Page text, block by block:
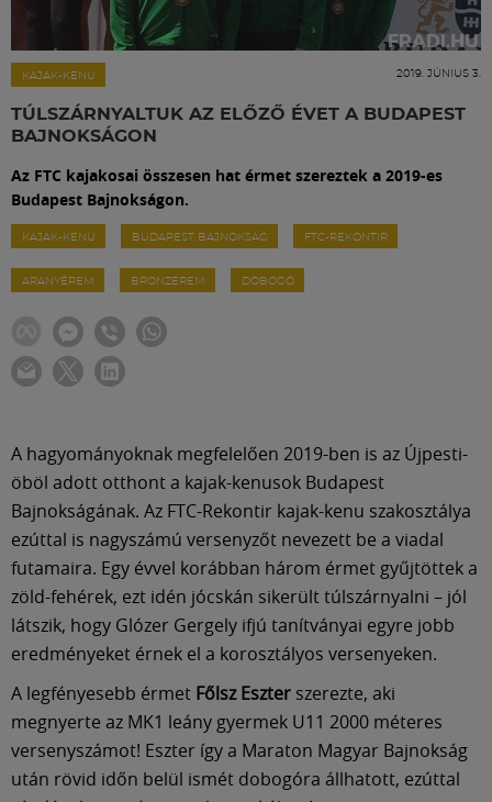
KAJAK-KENU 2019. JÚNIUS 3.
TÚLSZÁRNYALTUK AZ ELŐZŐ ÉVET A BUDAPEST
BAJNOKSÁGON
Az FTC kajakosai összesen hat érmet szereztek a 2019-es
Budapest Bajnokságon.
KAJAK-KENU BUDAPEST BAJNOKSÁG FTC-REKONTIR
ARANYÉREM BRONZÉREM DOBOGÓ
A hagyományoknak megfelelően 2019-ben is az Újpesti-
öböl adott otthont a kajak-kenusok Budapest
Bajnokságának. Az FTC-Rekontir kajak-kenu szakosztálya
ezúttal is nagyszámú versenyzőt nevezett be a viadal
futamaira. Egy évvel korábban három érmet gyűjtöttek a
zöld-fehérek, ezt idén jócskán sikerült túlszárnyalni – jól
látszik, hogy Glózer Gergely ifjú tanítványai egyre jobb
eredményeket érnek el a korosztályos versenyeken.
A legfényesebb érmet Főlsz Eszter szerezte, aki
megnyerte az MK1 leány gyermek U11 2000 méteres
versenyszámot! Eszter így a Maraton Magyar Bajnokság
után rövid időn belül ismét dobogóra állhatott, ezúttal
Labdarúgás
Meccscenter
Klub
Szolgáltatások
Közösség
Múzeum
English